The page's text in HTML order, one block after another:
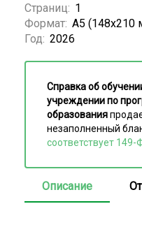
Страниц: 1
Формат: А5 (148x210
Год: 2026
Справка об
учреждении по
образования
незаполненный
соответствует 149-
Описание